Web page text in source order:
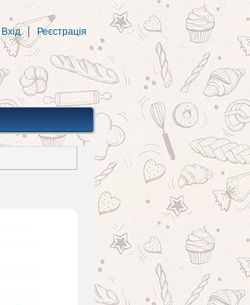
Вхід Реєстрація